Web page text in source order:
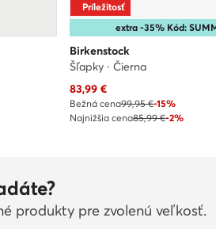
extra -35% Kód:
Príležitosť
Birkenstock
Šľapky · Čierna
Aktuálna cena
83,99€
Bežná cena99,95 €-15%
Najnižšia cena85,99 €-2%
produkty pre zvolenú veľkosť.